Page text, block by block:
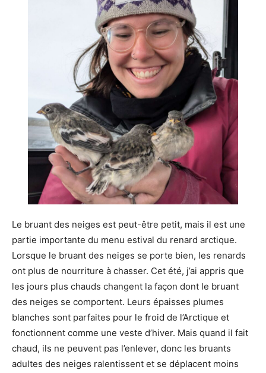
Le bruant des neiges est peut-être petit, mais il est une
partie importante du menu estival du renard arctique.
Lorsque le bruant des neiges se porte bien, les renards
ont plus de nourriture à chasser. Cet été, j’ai appris que
les jours plus chauds changent la façon dont le bruant
des neiges se comportent. Leurs épaisses plumes
blanches sont parfaites pour le froid de l’Arctique et
fonctionnent comme une veste d’hiver. Mais quand il fait
chaud, ils ne peuvent pas l’enlever, donc les bruants
adultes des neiges ralentissent et se déplacent moins